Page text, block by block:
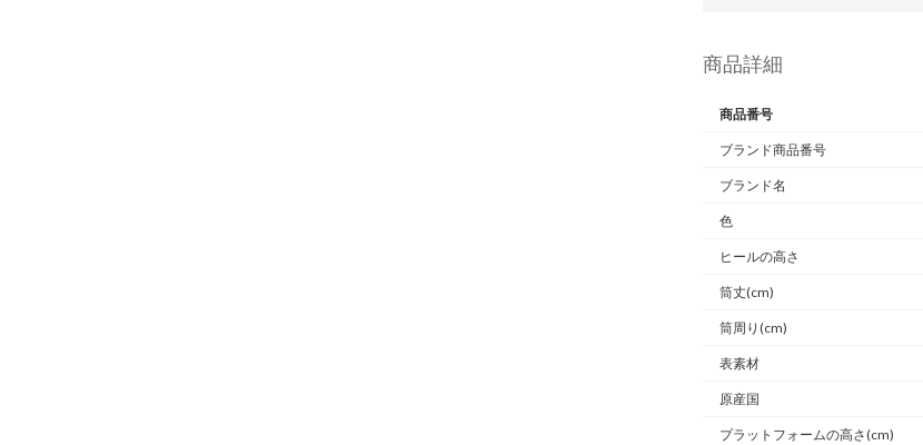
商品詳細
商品番号
ブランド商品番号
ブランド名
色
ヒールの高さ
筒丈(cm)
筒周り(cm)
表素材
原産国
プラットフォームの高さ(cm)